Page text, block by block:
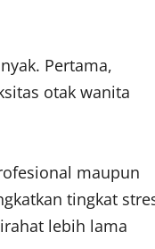
Pertama,
otak wanita
maupun
tingkat
lebih lama